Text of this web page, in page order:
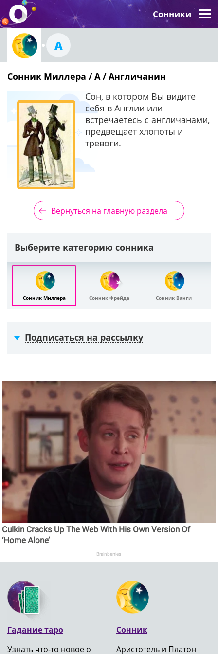
Сонники
А
Сонник Миллера / А / Англичанин
Сон, в котором Вы видите
себя в Англии или
встречаетесь с англичанами,
предвещает хлопоты и
тревоги.
Вернуться на главную раздела
Выберите категорию сонника
Сонник Миллера Сонник Фрейда Сонник Ванги
Подписаться на рассылку
Culkin Cracks Up The Web With His Own Version Of
‘Home Alone’
Brainberries
Гадание таро
Узнать что-то новое о
Сонник
Аристотель и Платон